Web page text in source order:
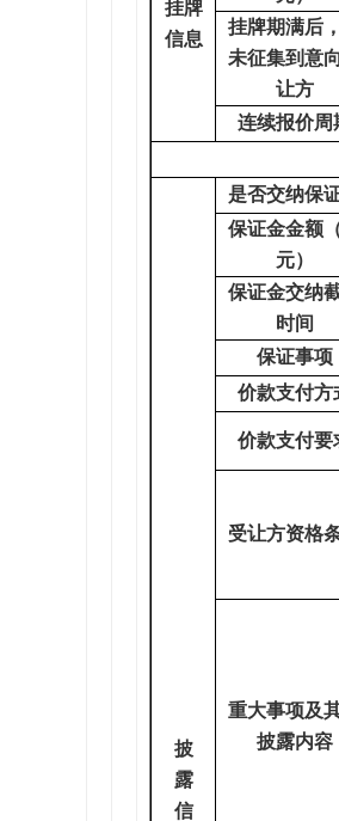
挂牌
信息
挂牌期满后
未征集到意
让方
连续报价周
披
露
信
是否交纳保
保证金金额
元）
保证金交纳
时间
保证事项
价款支付方
价款支付要
受让方资格
重大事项及
披露内容